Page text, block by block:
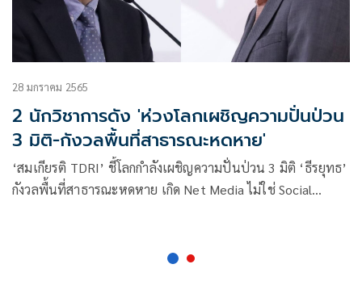
28 มกราคม 2565
2 นักวิชาการดัง 'ห่วงโลกเผชิญความปั่นป่วน
3 มิติ-กังวลพื้นที่สาธารณะหดหาย'
‘สมเกียรติ TDRI’ ชี้โลกกำลังเผชิญความปั่นป่วน 3 มิติ ‘ธีรยุทธ’
กังวลพื้นที่สาธารณะหดหาย เกิด Net Media ไม่ใช่ Social